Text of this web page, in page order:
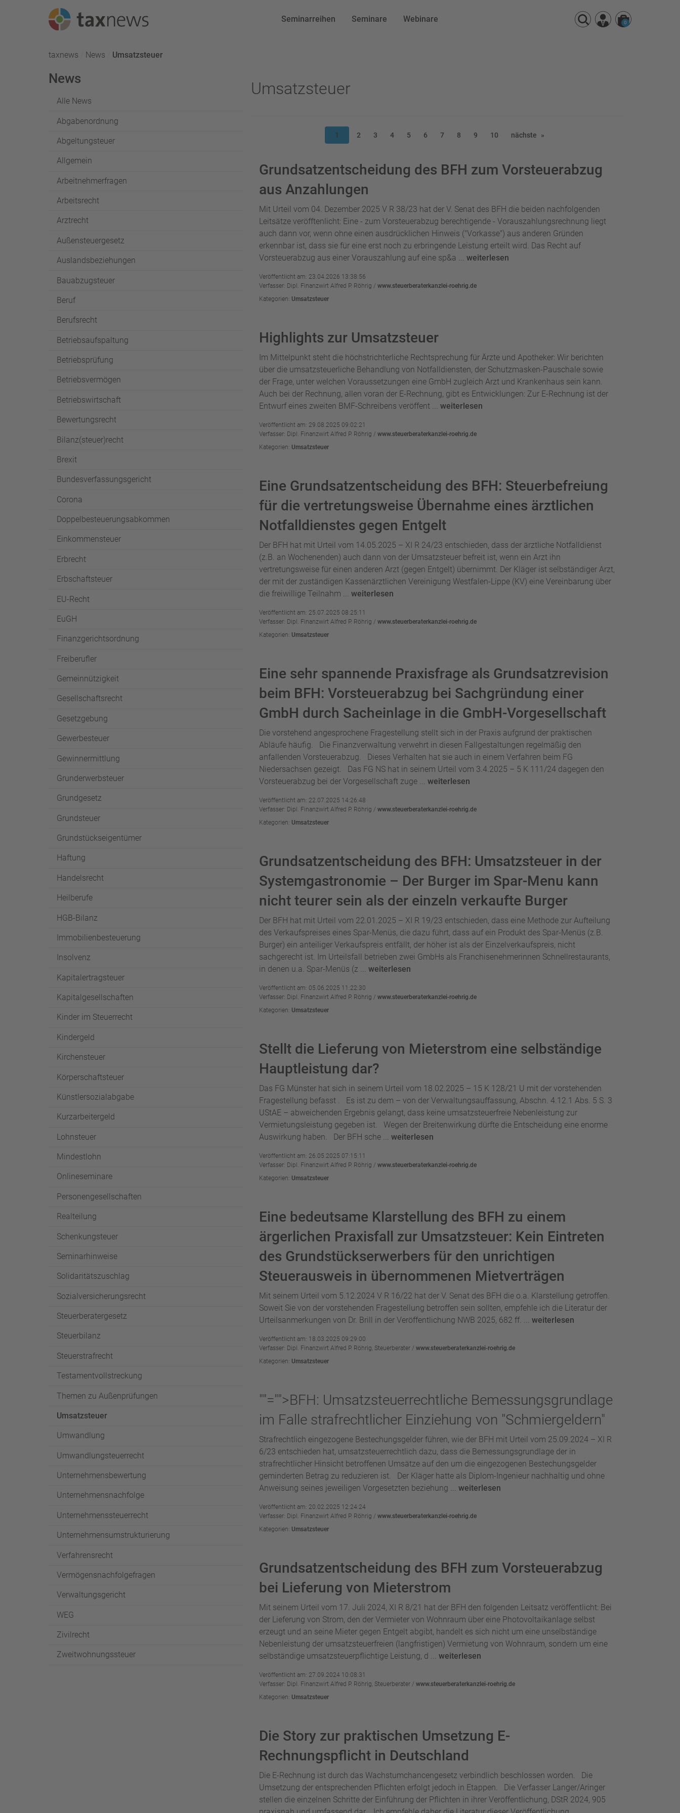
Seminarreihen Seminare Webinare 0
taxnews News Aktuell:
Umsatzsteuer
News
Alle News
Abgabenordnung
Abgeltungsteuer
Allgemein
Arbeitnehmerfragen
Arbeitsrecht
Arztrecht
Außensteuergesetz
Auslandsbeziehungen
Bauabzugsteuer
Beruf
Berufsrecht
Betriebsaufspaltung
Betriebsprüfung
Betriebsvermögen
Betriebswirtschaft
Bewertungsrecht
Bilanz(steuer)recht
Brexit
Bundesverfassungsgericht
Corona
Doppelbesteuerungsabkommen
Einkommensteuer
Erbrecht
Erbschaftsteuer
EU-Recht
EuGH
Finanzgerichtsordnung
Freiberufler
Gemeinnützigkeit
Gesellschaftsrecht
Gesetzgebung
Gewerbesteuer
Gewinnermittlung
Grunderwerbsteuer
Grundgesetz
Grundsteuer
Grundstückseigentümer
Haftung
Handelsrecht
Heilberufe
HGB-Bilanz
Immobilienbesteuerung
Insolvenz
Kapitalertragsteuer
Kapitalgesellschaften
Kinder im Steuerrecht
Kindergeld
Kirchensteuer
Körperschaftsteuer
Künstlersozialabgabe
Kurzarbeitergeld
Lohnsteuer
Mindestlohn
Onlineseminare
Personengesellschaften
Realteilung
Schenkungsteuer
Seminarhinweise
Solidaritätszuschlag
Sozialversicherungsrecht
Steuerberatergesetz
Steuerbilanz
Steuerstrafrecht
Testamentvollstreckung
Themen zu Außenprüfungen
Umsatzsteuer
Umwandlung
Umwandlungsteuerrecht
Unternehmensbewertung
Unternehmensnachfolge
Unternehmenssteuerrecht
Unternehmensumstrukturierung
Verfahrensrecht
Vermögensnachfolgefragen
Verwaltungsgericht
WEG
Zivilrecht
Zweitwohnungssteuer
Umsatzsteuer
1 2 3 4 5 6 7 8 9 10 nächste
Grundsatzentscheidung des BFH zum Vorsteuerabzug
aus Anzahlungen
Mit Urteil vom 04. Dezember 2025 V R 38/23 hat der V. Senat des BFH die beiden nachfolgenden
Leitsätze veröfftenlicht: Eine - zum Vorsteuerabzug berechtigende - Vorauszahlungsrechnung liegt
auch dann vor, wenn ohne einen ausdrücklichen Hinweis ("Vorkasse") aus anderen Gründen
erkennbar ist, dass sie für eine erst noch zu erbringende Leistung erteilt wird. Das Recht auf
Vorsteuerabzug aus einer Vorauszahlung auf eine sp&a ... weiterlesen
Veröffentlicht am: 23.04.2026 13:38:56
Verfasser: Dipl. Finanzwirt Alfred P. Röhrig / www.steuerberaterkanzlei-roehrig.de
Kategorien: Umsatzsteuer
Highlights zur Umsatzsteuer
Im Mittelpunkt steht die höchstrichterliche Rechtsprechung für Ärzte und Apotheker: Wir berichten
über die umsatzsteuerliche Behandlung von Notfalldiensten, der Schutzmasken-Pauschale sowie
der Frage, unter welchen Voraussetzungen eine GmbH zugleich Arzt und Krankenhaus sein kann.
Auch bei der Rechnung, allen voran der E-Rechnung, gibt es Entwicklungen: Zur E-Rechnung ist der
Entwurf eines zweiten BMF-Schreibens veröffent ... weiterlesen
Veröffentlicht am: 29.08.2025 09:02:21
Verfasser: Dipl. Finanzwirt Alfred P. Röhrig / www.steuerberaterkanzlei-roehrig.de
Kategorien: Umsatzsteuer
Eine Grundsatzentscheidung des BFH: Steuerbefreiung
für die vertretungsweise Übernahme eines ärztlichen
Notfalldienstes gegen Entgelt
Der BFH hat mit Urteil vom 14.05.2025 – XI R 24/23 entschieden, dass der ärztliche Notfalldienst
(z.B. an Wochenenden) auch dann von der Umsatzsteuer befreit ist, wenn ein Arzt ihn
vertretungsweise für einen anderen Arzt (gegen Entgelt) übernimmt. Der Kläger ist selbständiger Arzt,
der mit der zuständigen Kassenärztlichen Vereinigung Westfalen-Lippe (KV) eine Vereinbarung über
die freiwillige Teilnahm ... weiterlesen
Veröffentlicht am: 25.07.2025 08:25:11
Verfasser: Dipl. Finanzwirt Alfred P. Röhrig / www.steuerberaterkanzlei-roehrig.de
Kategorien: Umsatzsteuer
Eine sehr spannende Praxisfrage als Grundsatzrevision
beim BFH: Vorsteuerabzug bei Sachgründung einer
GmbH durch Sacheinlage in die GmbH-Vorgesellschaft
Die vorstehend angesprochene Fragestellung stellt sich in der Praxis aufgrund der praktischen
Abläufe häufig. Die Finanzverwaltung verwehrt in diesen Fallgestaltungen regelmäßig den
anfallenden Vorsteuerabzug. Dieses Verhalten hat sie auch in einem Verfahren beim FG
Niedersachsen gezeigt. Das FG NS hat in seinem Urteil vom 3.4.2025 – 5 K 111/24 dagegen den
Vorsteuerabzug bei der Vorgesellschaft zuge ... weiterlesen
Veröffentlicht am: 22.07.2025 14:26:48
Verfasser: Dipl. Finanzwirt Alfred P. Röhrig / www.steuerberaterkanzlei-roehrig.de
Kategorien: Umsatzsteuer
Grundsatzentscheidung des BFH: Umsatzsteuer in der
Systemgastronomie – Der Burger im Spar-Menu kann
nicht teurer sein als der einzeln verkaufte Burger
Der BFH hat mit Urteil vom 22.01.2025 – XI R 19/23 entschieden, dass eine Methode zur Aufteilung
des Verkaufspreises eines Spar-Menüs, die dazu führt, dass auf ein Produkt des Spar-Menüs (z.B.
Burger) ein anteiliger Verkaufspreis entfällt, der höher ist als der Einzelverkaufspreis, nicht
sachgerecht ist. Im Urteilsfall betrieben zwei GmbHs als Franchisenehmerinnen Schnellrestaurants,
in denen u.a. Spar-Menüs (z ... weiterlesen
Veröffentlicht am: 05.06.2025 11:22:30
Verfasser: Dipl. Finanzwirt Alfred P. Röhrig / www.steuerberaterkanzlei-roehrig.de
Kategorien: Umsatzsteuer
Stellt die Lieferung von Mieterstrom eine selbständige
Hauptleistung dar?
Das FG Münster hat sich in seinem Urteil vom 18.02.2025 – 15 K 128/21 U mit der vorstehenden
Fragestellung befasst . Es ist zu dem – von der Verwaltungsauffassung, Abschn. 4.12.1 Abs. 5 S. 3
UStAE – abweichenden Ergebnis gelangt, dass keine umsatzsteuerfreie Nebenleistung zur
Vermietungsleistung gegeben ist. Wegen der Breitenwirkung dürfte die Entscheidung eine enorme
Auswirkung haben. Der BFH sche ... weiterlesen
Veröffentlicht am: 26.05.2025 07:15:11
Verfasser: Dipl. Finanzwirt Alfred P. Röhrig / www.steuerberaterkanzlei-roehrig.de
Kategorien: Umsatzsteuer
Eine bedeutsame Klarstellung des BFH zu einem
ärgerlichen Praxisfall zur Umsatzsteuer: Kein Eintreten
des Grundstückserwerbers für den unrichtigen
Steuerausweis in übernommenen Mietverträgen
Mit seinem Urteil vom 5.12.2024 V R 16/22 hat der V. Senat des BFH die o.a. Klarstellung getroffen.
Soweit Sie von der vorstehenden Fragestellung betroffen sein sollten, empfehle ich die Literatur der
Urteilsanmerkungen von Dr. Brill in der Veröffentlichung NWB 2025, 682 ff. ... weiterlesen
Veröffentlicht am: 18.03.2025 09:29:00
Verfasser: Dipl. Finanzwirt Alfred P. Röhrig, Steuerberater / www.steuerberaterkanzlei-roehrig.de
Kategorien: Umsatzsteuer
""="">BFH: Umsatzsteuerrechtliche Bemessungsgrundlage
im Falle strafrechtlicher Einziehung von "Schmiergeldern"
Strafrechtlich eingezogene Bestechungsgelder führen, wie der BFH mit Urteil vom 25.09.2024 – XI R
6/23 entschieden hat, umsatzsteuerrechtlich dazu, dass die Bemessungsgrundlage der in
strafrechtlicher Hinsicht betroffenen Umsätze auf den um die eingezogenen Bestechungsgelder
geminderten Betrag zu reduzieren ist. Der Kläger hatte als Diplom-Ingenieur nachhaltig und ohne
Anweisung seines jeweiligen Vorgesetzten beziehung ... weiterlesen
Veröffentlicht am: 20.02.2025 12:24:24
Verfasser: Dipl. Finanzwirt Alfred P. Röhrig / www.steuerberaterkanzlei-roehrig.de
Kategorien: Umsatzsteuer
Grundsatzentscheidung des BFH zum Vorsteuerabzug
bei Lieferung von Mieterstrom
Mit seinem Urteil vom 17. Juli 2024, XI R 8/21 hat der BFH den folgenden Leitsatz veröffentlicht: Bei
der Lieferung von Strom, den der Vermieter von Wohnraum über eine Photovoltaikanlage selbst
erzeugt und an seine Mieter gegen Entgelt abgibt, handelt es sich nicht um eine unselbständige
Nebenleistung der umsatzsteuerfreien (langfristigen) Vermietung von Wohnraum, sondern um eine
selbständige umsatzsteuerpflichtige Leistung, d ... weiterlesen
Veröffentlicht am: 27.09.2024 10:08:31
Verfasser: Dipl. Finanzwirt Alfred P. Röhrig, Steuerberater / www.steuerberaterkanzlei-roehrig.de
Kategorien: Umsatzsteuer
Die Story zur praktischen Umsetzung E-
Rechnungspflicht in Deutschland
Die E-Rechnung ist durch das Wachstumchancengesetz verbindlich beschlossen worden. Die
Umsetzung der entsprechenden Pflichten erfolgt jedoch in Etappen. Die Verfasser Langer/Aringer
stellen die einzelnen Schritte der Einführung der Pflichten in ihrer Veröffentlichung, DStR 2024, 905